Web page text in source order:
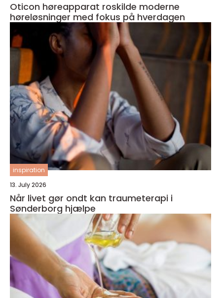
Oticon høreapparat roskilde moderne
høreløsninger med fokus på hverdagen
inspiration
13. July 2026
Når livet gør ondt kan traumeterapi i
Sønderborg hjælpe